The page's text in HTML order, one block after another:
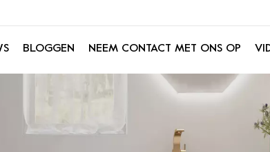
BLOGGEN NEEM CONTACT MET ONS OP